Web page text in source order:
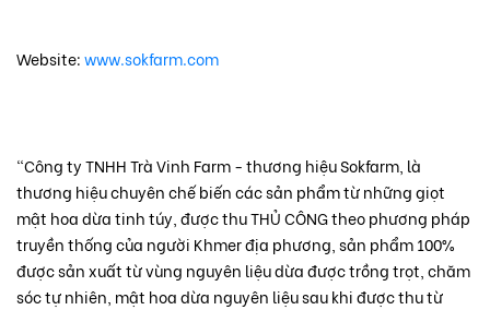
Website:www.sokfarm.com
"Công ty TNHH Trà Vinh Farm - thương hiệu Sokfarm, là
thương hiệu chuyên chế biến các sản phẩm từ những giọt
mật hoa dừa tinh túy, được thu THỦ CÔNG theo phương pháp
truyền thống của người Khmer địa phương, sản phẩm 100%
được sản xuất từ vùng nguyên liệu dừa được trồng trọt, chăm
sóc tự nhiên, mật hoa dừa nguyên liệu sau khi được thu từ